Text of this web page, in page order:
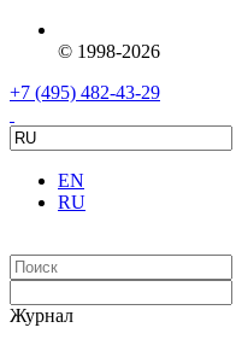
© 1998-2026
+7 (495) 482-43-29
EN
RU
Журнал